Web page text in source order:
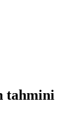
tahmini